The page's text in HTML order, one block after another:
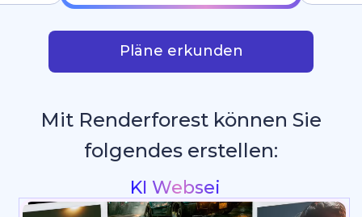
Pläne erkunden
Mit Renderforest können Sie
folgendes erstellen:
Intros &